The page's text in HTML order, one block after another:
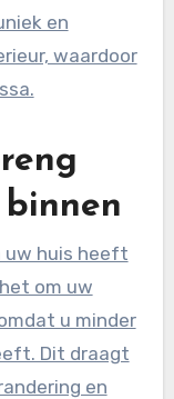
en
waardoor
uw huis heeft
om uw
u minder
Dit draagt
en